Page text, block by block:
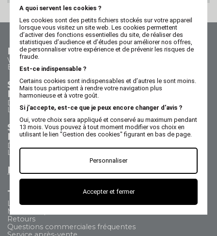
Nous contacter
Vos questions - nos réponses
Besoin d'aide ?
Service Commercial
Nous appeler au 02 47 73 38 38
Du lundi au jeudi de 8h30 à 17h30
Le vendredi de 8h30 à 17h
Service Après Vente
Nous appeler au 02 47 73 38 38
Du lundi au jeudi de 8h30 à 12h30 & 13h15 à 17h15
Le vendredi de 8h30 à 12h30 & 13h15 à 16h15
Nous envoyer un email
Tout savoir
Livraison
Modes de paiement
Retours
Questions commerciales fréquentes
A quoi servent les cookies ?
Les cookies sont des petits fichiers stockés sur votre appareil
lorsque vous visitez un site web. Les cookies permettent
d’activer des fonctions essentielles du site, de réaliser des
statistiques d’audience et d’études pour améliorer nos offres,
de personnaliser votre expérience et de prévenir les risques de
fraude.
Est-ce indispensable ?
Certains cookies sont indispensables et d’autres le sont moins.
Mais tous participent à rendre votre navigation plus
harmonieuse et à votre goût.
Si j’accepte, est-ce que je peux encore changer d’avis ?
Oui, votre choix sera appliqué et conservé au maximum pendant
13 mois. Vous pouvez à tout moment modifier vos choix en
utilisant le lien "Gestion des cookies" figurant en bas de page.
Personnaliser
Accepter et fermer